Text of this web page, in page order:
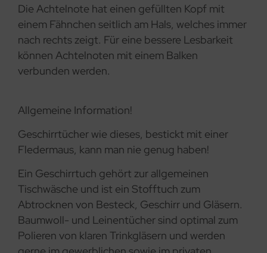
Die Achtelnote hat einen gefüllten Kopf mit
einem Fähnchen seitlich am Hals, welches immer
nach rechts zeigt. Für eine bessere Lesbarkeit
können Achtelnoten mit einem Balken
verbunden werden.
Allgemeine Information!
Geschirrtücher wie dieses, bestickt mit einer
Fledermaus, kann man nie genug haben!
Ein Geschirrtuch gehört zur allgemeinen
Tischwäsche und ist ein Stofftuch zum
Abtrocknen von Besteck, Geschirr und Gläsern.
Baumwoll- und Leinentücher sind optimal zum
Polieren von klaren Trinkgläsern und werden